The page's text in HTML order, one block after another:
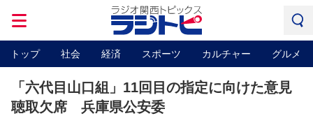
トップ 社会 経済 スポーツ カルチャー グルメ
「六代目山口組」11回目の指定に向けた意見
聴取欠席 兵庫県公安委